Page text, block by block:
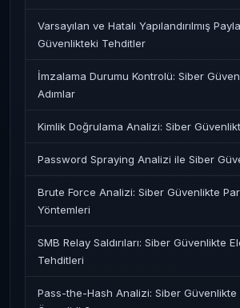
Varsayılan ve Hatalı Yapılandırılmış
Güvenlikteki Tehditler
İmzalama Durumu Kontrolü: Siber
Adımlar
Kimlik Doğrulama Analizi: Siber
Password Spraying Analizi ile Siber
Brute Force Analizi: Siber Güvenlikte
Yöntemleri
SMB Relay Saldırıları: Siber Güvenlikte
Tehditleri
Pass-the-Hash Analizi: Siber Güvenlikte